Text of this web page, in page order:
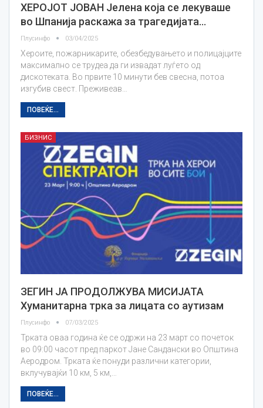
ХЕРОЈОТ ЈОВАН Јелена која се лекуваше
во Шпанија раскажа за трагедијата…
Плусинфо 03/04/2025
Хероите, пожарникарите, обезбедувањето и полицајците
максимално се трудеа да ги извадат луѓето од
дискотеката. Во првите 10 минути бев свесна, потоа
изгубив свест. Преживеав…
ПОВЕЌЕ...
БИЗНИС
ЗЕГИН ЈА ПРОДОЛЖУВА МИСИЈАТА
Хуманитарна трка за лицата со аутизам
Плусинфо 07/03/2025
Трката оваа година ќе се одржи на 23 март со почеток
во 09:00 часот пред паркот Јане Сандански во Општина
Аеродром. Трката ќе понуди различни категории,
вклучувајќи 10 км, 5 км,…
ПОВЕЌЕ...